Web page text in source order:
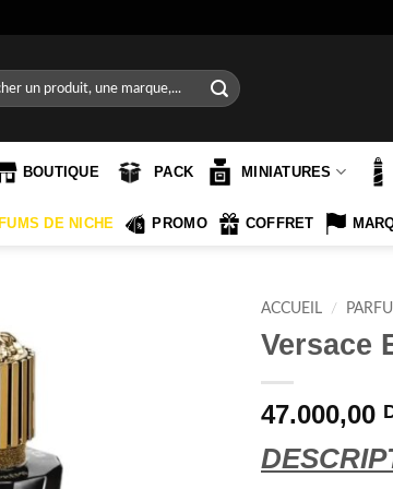
BOUTIQUE PACK MINIATURES
DE NICHE PROMO COFFRET
ACCUEIL /
Versace
47.000,00